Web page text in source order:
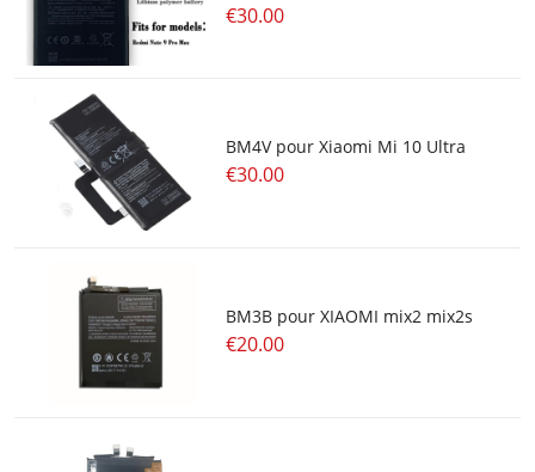
€30.00
BM4V pour Xiaomi Mi 10 Ultra
€30.00
BM3B pour XIAOMI mix2 mix2s
€20.00